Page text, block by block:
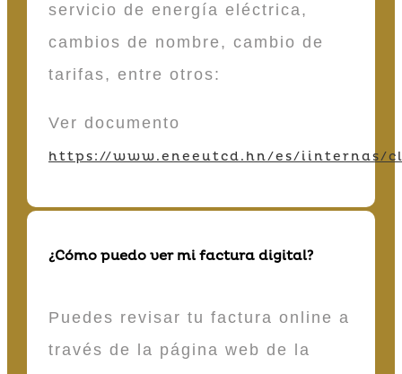
servicio de energía eléctrica,
cambios de nombre, cambio de
tarifas, entre otros:
Ver documento
https://www.eneeutcd.hn/es/iinternas/
¿Cómo puedo ver mi factura digital?
Puedes revisar tu factura online a
través de la página web de la